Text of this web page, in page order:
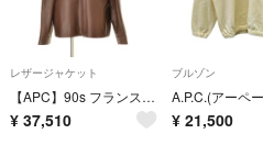
レザージャケット
【APC】90s フランス製 archive ジップアップ ブルゾンレザージャケット
¥ 37,510
ブルゾン
¥ 21,500